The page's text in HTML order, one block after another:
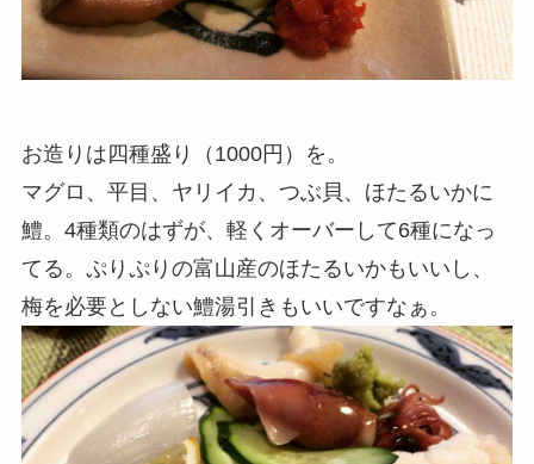
お造りは四種盛り（1000円）を。
マグロ、平目、ヤリイカ、つぶ貝、ほたるいかに
鱧。4種類のはずが、軽くオーバーして6種になっ
てる。ぷりぷりの富山産のほたるいかもいいし、
梅を必要としない鱧湯引きもいいですなぁ。